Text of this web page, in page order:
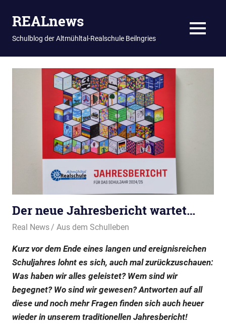
REALnews
Schulblog der Altmühltal-Realschule Beilngries MENU
Der neue Jahresbericht wartet…
22. Juli 2025
Real News Aus dem Schulleben
Kurz vor dem Ende eines langen und ereignisreichen
Schuljahres lohnt es sich, auch mal zurückzuschauen:
Was haben wir alles geleistet? Wem sind wir
begegnet? Wo sind wir gewesen? Antworten auf all
diese und noch mehr Fragen finden sich auch heuer
wieder in unserem traditionellen Jahresbericht!